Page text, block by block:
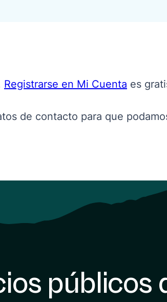
Registrarse en Mi Cuenta es
de contacto para que
públicos